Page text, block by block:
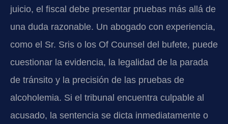
juicio, el fiscal debe presentar pruebas más allá de
una duda razonable. Un abogado con experiencia,
como el Sr. Sris o los Of Counsel del bufete, puede
cuestionar la evidencia, la legalidad de la parada
de tránsito y la precisión de las pruebas de
alcoholemia. Si el tribunal encuentra culpable al
acusado, la sentencia se dicta inmediatamente o